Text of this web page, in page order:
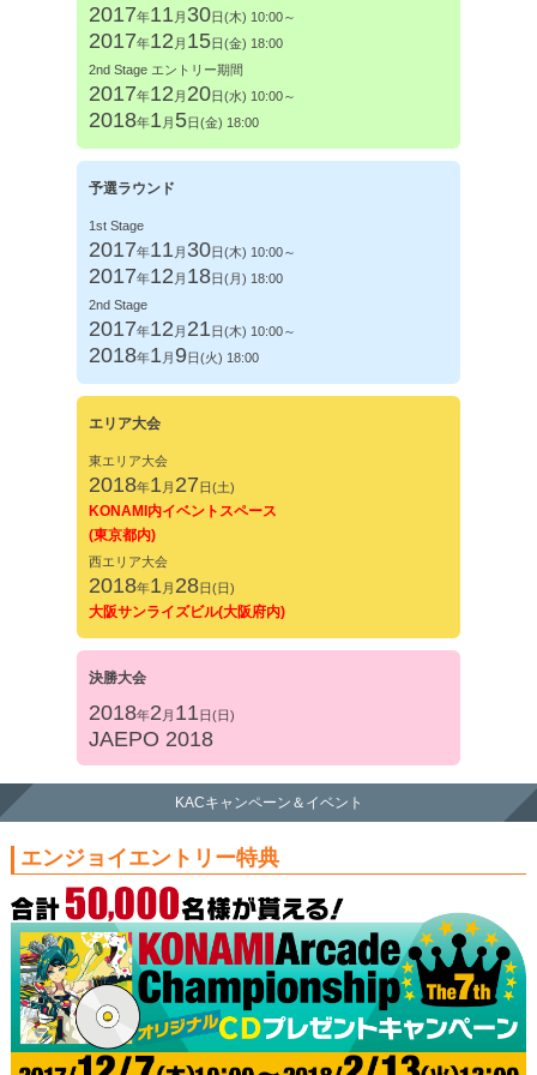
2017年11 月 30日(木) 10:00～
2017年12 月 15日(金) 18:00
2nd Stage エントリー期間
2017年12 月 20日(水) 10:00～
2018年1 月 5日(金) 18:00
予選ラウンド
1st Stage
2017年11 月 30日(木) 10:00～
2017年12 月 18日(月) 18:00
2nd Stage
2017年12 月 21日(木) 10:00～
2018年1 月 9日(火) 18:00
エリア大会
東エリア大会
2018年1 月 27日(土)
KONAMI内イベントスペース
(東京都内)
西エリア大会
2018年1 月 28日(日)
大阪サンライズビル(大阪府内)
決勝大会
2018年2 月 11日(日)
JAEPO 2018
KACキャンペーン＆イベント
エンジョイエントリー特典